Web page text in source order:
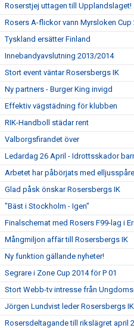
Roserstjej uttagen till Upplandslaget!
Rosers A-flickor vann Myrsloken Cup
Tyskland ersätter Finland
Innebandyavslutning 2013/2014
Stort event väntar Rosersbergs IK
Ny partners - Burger King invigd
Effektiv vägstädning för klubben
RIK-Handboll städar rent
Valborgsfirandet över
Ledardag 26 April - Idrottsskador
Arbetet har påbörjats med
Glad påsk önskar Rosersbergs IK
"Bäst i Stockholm - Igen"
Finalschemat med Rosers F99-lag i
Mångmiljon affär till Rosersbergs IK
Ny funktion gällande nyheter!
Segrare i Zone Cup 2014 för P 01
Stort Webb-tv intresse från
Jörgen Lundvist leder Rosersbergs IK
Rosersdeltagande till rikslägret april